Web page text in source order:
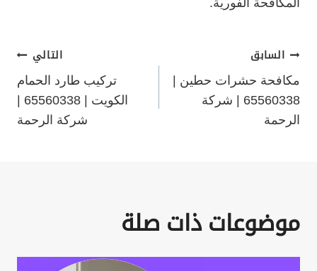
المكافحة الفورية.
تصفّح
المقالات
السابق
مكافحة حشرات حطين |
65560338 | شركة
الرحمة
التالي
تركيب طارد الحمام
شركة الرحمة
موضوعات ذات صلة